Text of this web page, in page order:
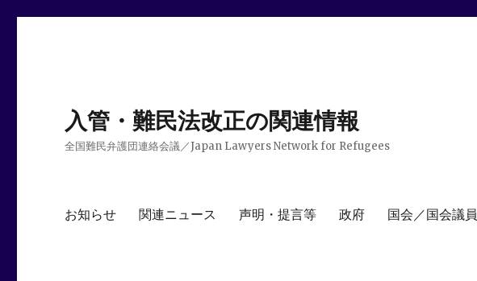
入管・難民法改正の関連情報
全国難民弁護団連絡会議／Japan Lawyers Network for Refugees
お知らせ 関連ニュース 声明・提言等 政府 国会／国会議員